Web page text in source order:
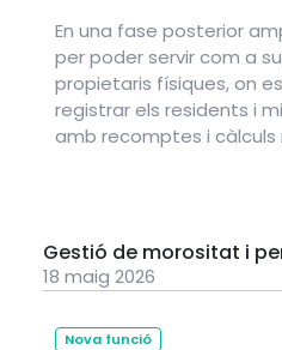
En una fase posterior
per poder servir com a
propietaris físiques, on
registrar els residents i
amb recomptes i càlculs
Gestió de morositat i
18 maig 2026
Nova funció